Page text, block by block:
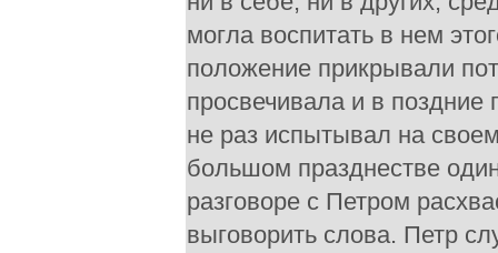
могла воспитать в нем
положение прикрывали
просвечивала и в
не раз испытывал на
большом празднестве
разговоре с Петром
выговорить слова. Петр